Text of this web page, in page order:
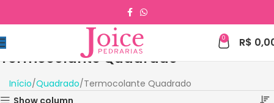
0 R$
Termocolante Quadrado
Início Quadrado Termocolante Quadrado